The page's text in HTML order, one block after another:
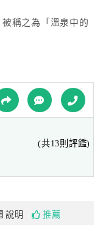
稱之為「溫泉中的
，
風格展現出不同風
(共13則評鑑)
說明 推薦